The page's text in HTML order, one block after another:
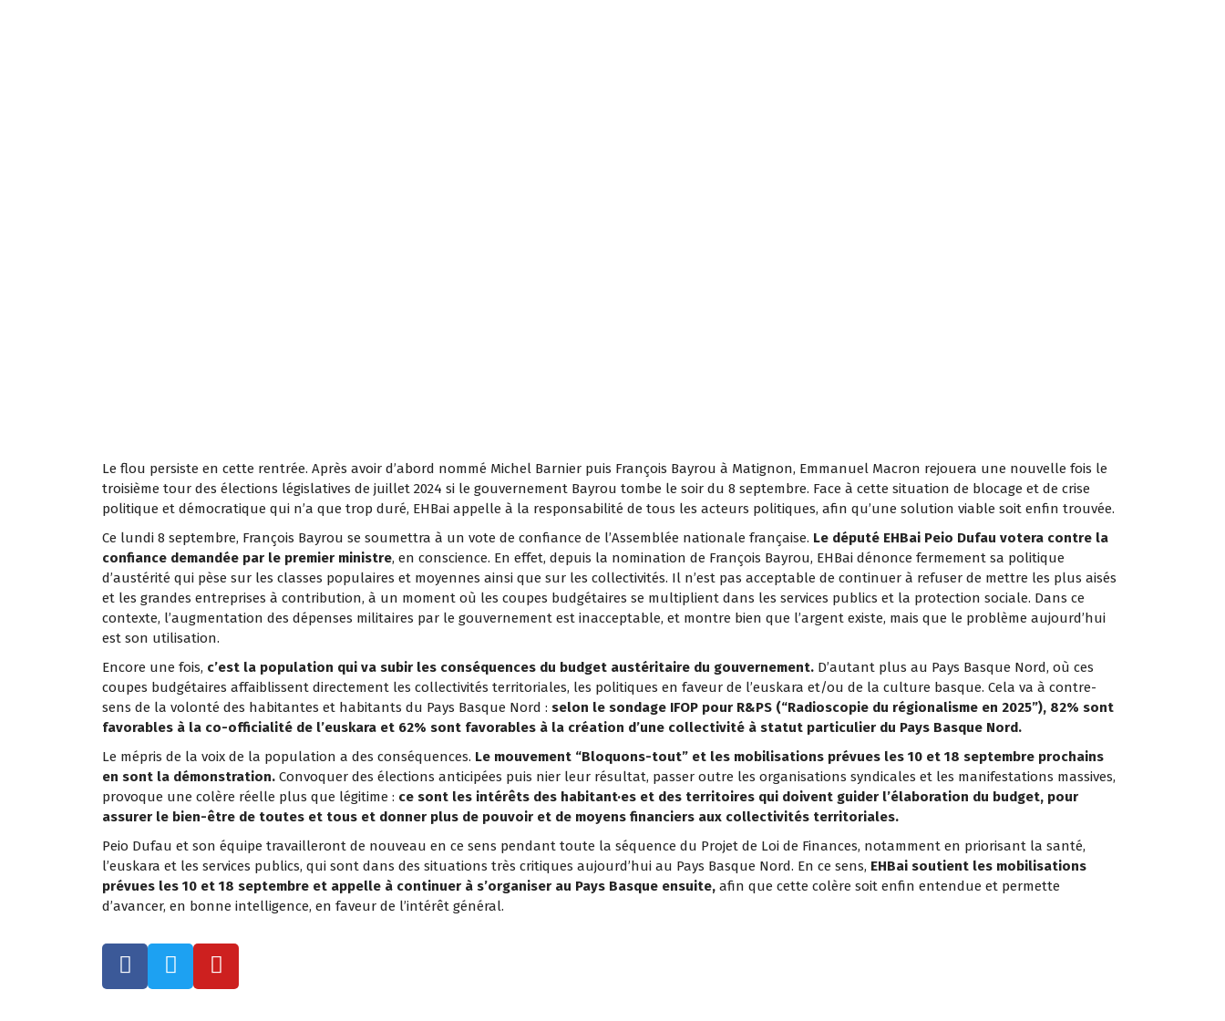
Le flou persiste en cette rentrée. Après avoir d’abord nommé Michel Barnier puis François Bayrou à Matignon, Emmanuel Macron rejouera une nouvelle fois le
troisième tour des élections législatives de juillet 2024 si le gouvernement Bayrou tombe le soir du 8 septembre. Face à cette situation de blocage et de crise
politique et démocratique qui n’a que trop duré, EHBai appelle à la responsabilité de tous les acteurs politiques, afin qu’une solution viable soit enfin trouvée.
Ce lundi 8 septembre, François Bayrou se soumettra à un vote de confiance de l’Assemblée nationale française. Le député EHBai Peio Dufau votera contre la
confiance demandée par le premier ministre, en conscience. En effet, depuis la nomination de François Bayrou, EHBai dénonce fermement sa politique
d’austérité qui pèse sur les classes populaires et moyennes ainsi que sur les collectivités. Il n’est pas acceptable de continuer à refuser de mettre les plus aisés
et les grandes entreprises à contribution, à un moment où les coupes budgétaires se multiplient dans les services publics et la protection sociale. Dans ce
contexte, l’augmentation des dépenses militaires par le gouvernement est inacceptable, et montre bien que l’argent existe, mais que le problème aujourd’hui
est son utilisation.
Encore une fois, c’est la population qui va subir les conséquences du budget austéritaire du gouvernement. D’autant plus au Pays Basque Nord, où ces
coupes budgétaires affaiblissent directement les collectivités territoriales, les politiques en faveur de l’euskara et/ou de la culture basque. Cela va à contre-
sens de la volonté des habitantes et habitants du Pays Basque Nord : selon le sondage IFOP pour R&PS (“Radioscopie du régionalisme en 2025”), 82% sont
favorables à la co-officialité de l’euskara et 62% sont favorables à la création d’une collectivité à statut particulier du Pays Basque Nord.
Le mépris de la voix de la population a des conséquences. Le mouvement “Bloquons-tout” et les mobilisations prévues les 10 et 18 septembre prochains
en sont la démonstration. Convoquer des élections anticipées puis nier leur résultat, passer outre les organisations syndicales et les manifestations massives,
provoque une colère réelle plus que légitime : ce sont les intérêts des habitant·es et des territoires qui doivent guider l’élaboration du budget, pour
assurer le bien-être de toutes et tous et donner plus de pouvoir et de moyens financiers aux collectivités territoriales.
Peio Dufau et son équipe travailleront de nouveau en ce sens pendant toute la séquence du Projet de Loi de Finances, notamment en priorisant la santé,
l’euskara et les services publics, qui sont dans des situations très critiques aujourd’hui au Pays Basque Nord. En ce sens, EHBai soutient les mobilisations
prévues les 10 et 18 septembre et appelle à continuer à s’organiser au Pays Basque ensuite, afin que cette colère soit enfin entendue et permette
d’avancer, en bonne intelligence, en faveur de l’intérêt général.